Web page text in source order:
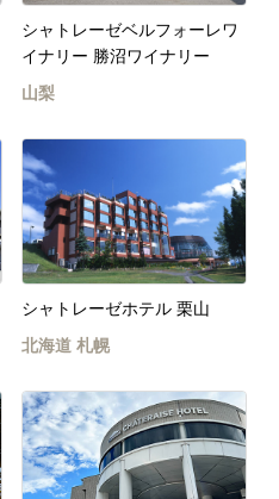
シャトレーゼベルフォーレワ
イナリー 勝沼ワイナリー
山梨
シャトレーゼホテル 栗山
北海道 札幌